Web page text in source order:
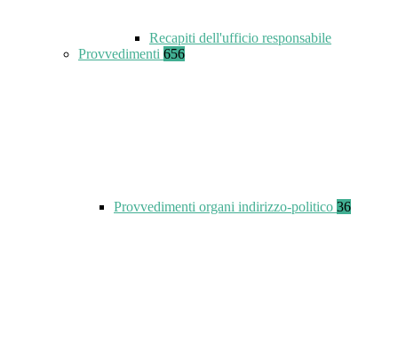
Recapiti dell'ufficio responsabile
Provvedimenti 656
Provvedimenti organi indirizzo-politico 36